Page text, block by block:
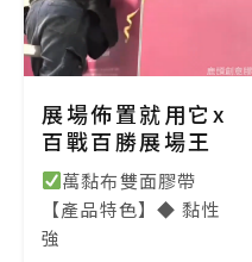
展場佈置就用它x
百戰百勝展場王
萬黏布雙面膠帶
【產品特色】◆ 黏性
強